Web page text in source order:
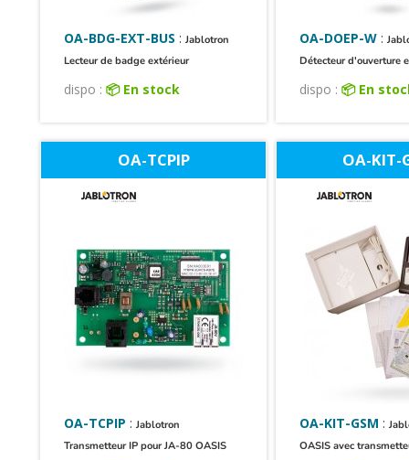
OA-BDG-EXT-BUS :Jablotron
Lecteur de badge extérieur
dispo : 📦 En stock
OA-DOEP-W :
Détecteur d'ouverture
dispo : 📦 En
OA-TCPIP
OA-TCPIP :Jablotron
Transmetteur IP pour JA-80 OASIS
OA-KIT-
OA-KIT-GSM :
OASIS avec